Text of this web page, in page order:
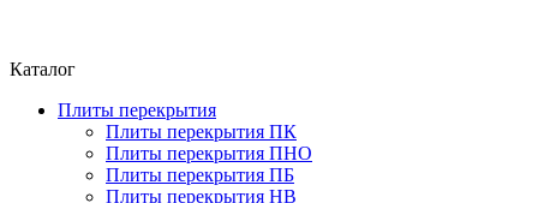
Каталог
Плиты перекрытия
Плиты перекрытия ПК
Плиты перекрытия ПНО
Плиты перекрытия ПБ
Плиты перекрытия НВ